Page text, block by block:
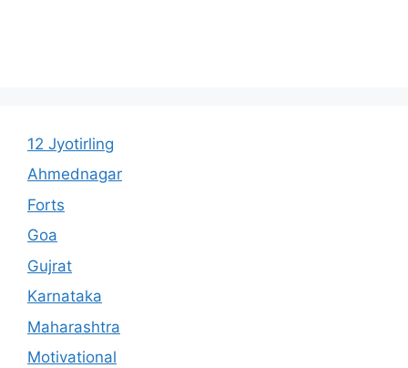
12 Jyotirling
Ahmednagar
Forts
Goa
Gujrat
Karnataka
Maharashtra
Motivational